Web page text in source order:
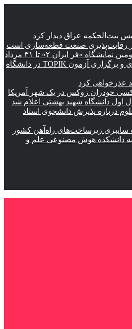
بیت‌الحکمه عراق دیدار کرد
رقابت‌پذیری صنعت قطعه‌سازی است
«فر ایران ۲» تا ۳۱ مرداد
راه‌اندازی رشته کره‌ای و برگزاری آزمون TOPIK در دانشگاه
عذرخواهی کرد
خودران زوکس در یک شهر آمریکا
اول دانشگاه شهید بهشتی اعلام شد
درباره پذیرش دانشجوی استاد
سایبری زیرساخت‌های راه‌آهن کشور
به دانشکده هوش مصنوعی علم و